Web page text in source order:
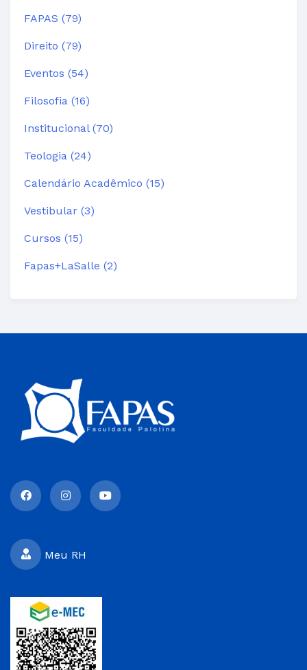
FAPAS (79)
Direito (79)
Eventos (54)
Filosofia (16)
Institucional (70)
Teologia (24)
Calendário Acadêmico (15)
Vestibular (3)
Cursos (15)
Fapas+LaSalle (2)
Meu RH